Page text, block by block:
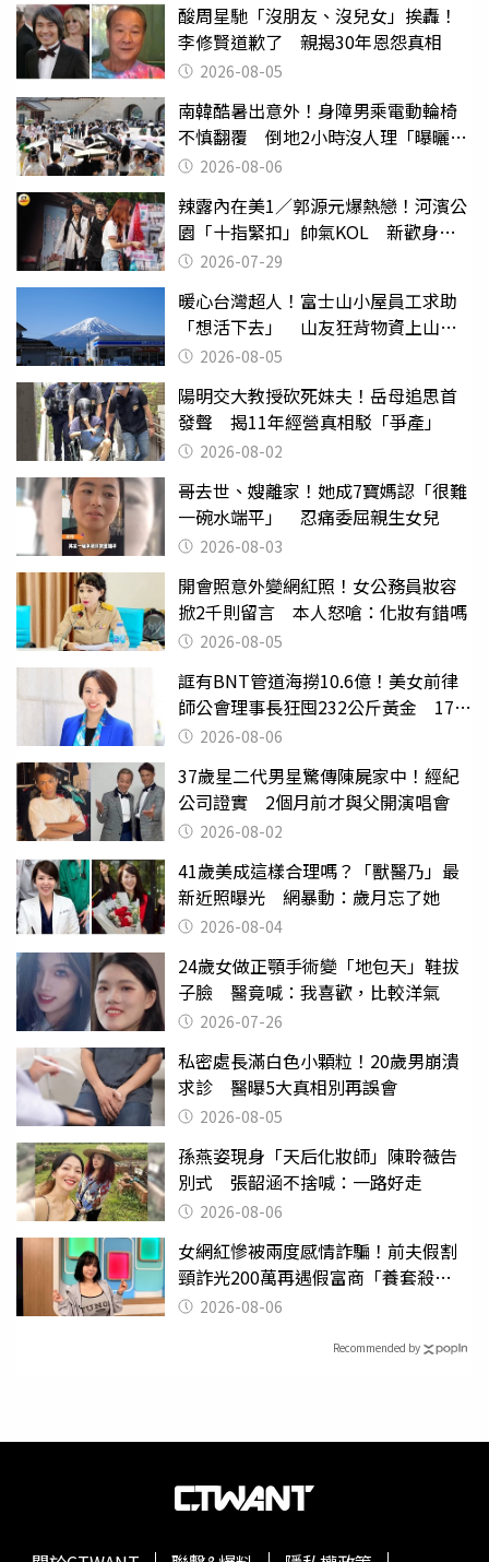
酸周星馳「沒朋友、沒兒女」挨轟！
李修賢道歉了 親揭30年恩怨真相
2026-08-05
南韓酷暑出意外！身障男乘電動輪椅
不慎翻覆 倒地2小時沒人理「曝曬
亡」2026-08-06
辣露內在美1／郭源元爆熱戀！河濱公
園「十指緊扣」帥氣KOL 新歡身份
曝光2026-07-29
暖心台灣超人！富士山小屋員工求助
「想活下去」 山友狂背物資上山：
台灣真的是寶島
2026-08-05
陽明交大教授砍死妹夫！岳母追思首
發聲 揭11年經營真相駁「爭產」
2026-08-02
哥去世、嫂離家！她成7寶媽認「很難
一碗水端平」 忍痛委屈親生女兒
2026-08-03
開會照意外變網紅照！女公務員妝容
掀2千則留言 本人怒嗆：化妝有錯嗎
2026-08-05
誆有BNT管道海撈10.6億！美女前律
師公會理事長狂囤232公斤黃金 17人
遭起訴
2026-08-06
37歲星二代男星驚傳陳屍家中！經紀
公司證實 2個月前才與父開演唱會
2026-08-02
41歲美成這樣合理嗎？「獸醫乃」最
新近照曝光 網暴動：歲月忘了她
2026-08-04
24歲女做正顎手術變「地包天」鞋拔
子臉 醫竟喊：我喜歡，比較洋氣
2026-07-26
私密處長滿白色小顆粒！20歲男崩潰
求診 醫曝5大真相別再誤會
2026-08-05
孫燕姿現身「天后化妝師」陳聆薇告
別式 張韶涵不捨喊：一路好走
2026-08-06
女網紅慘被兩度感情詐騙！前夫假割
頸詐光200萬再遇假富商「養套殺
2000萬」
2026-08-06
Recommended by